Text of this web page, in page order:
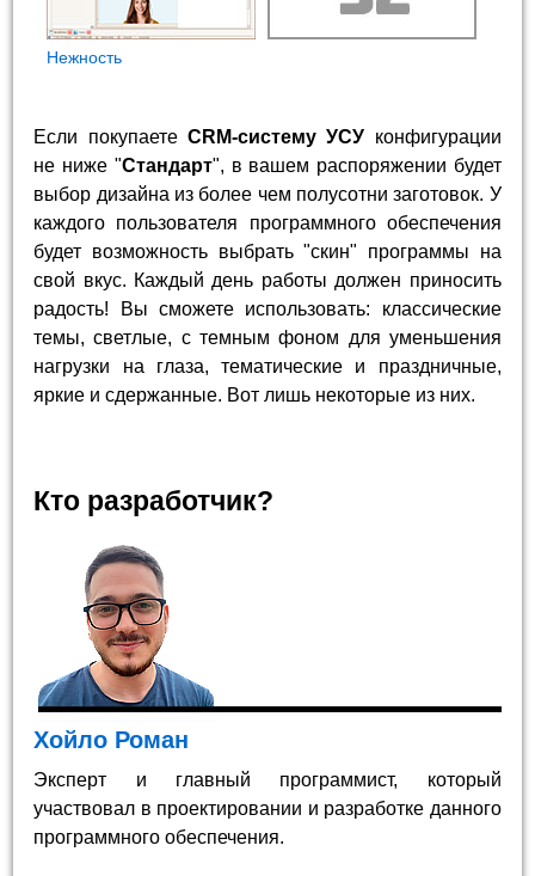
Нежность
Если покупаете CRM-систему УСУ конфигурации
не ниже "Стандарт", в вашем распоряжении будет
выбор дизайна из более чем полусотни заготовок. У
каждого пользователя программного обеспечения
будет возможность выбрать "скин" программы на
свой вкус. Каждый день работы должен приносить
радость! Вы сможете использовать: классические
темы, светлые, с темным фоном для уменьшения
нагрузки на глаза, тематические и праздничные,
яркие и сдержанные. Вот лишь некоторые из них.
Кто разработчик?
Хойло Роман
Эксперт и главный программист, который
участвовал в проектировании и разработке данного
программного обеспечения.